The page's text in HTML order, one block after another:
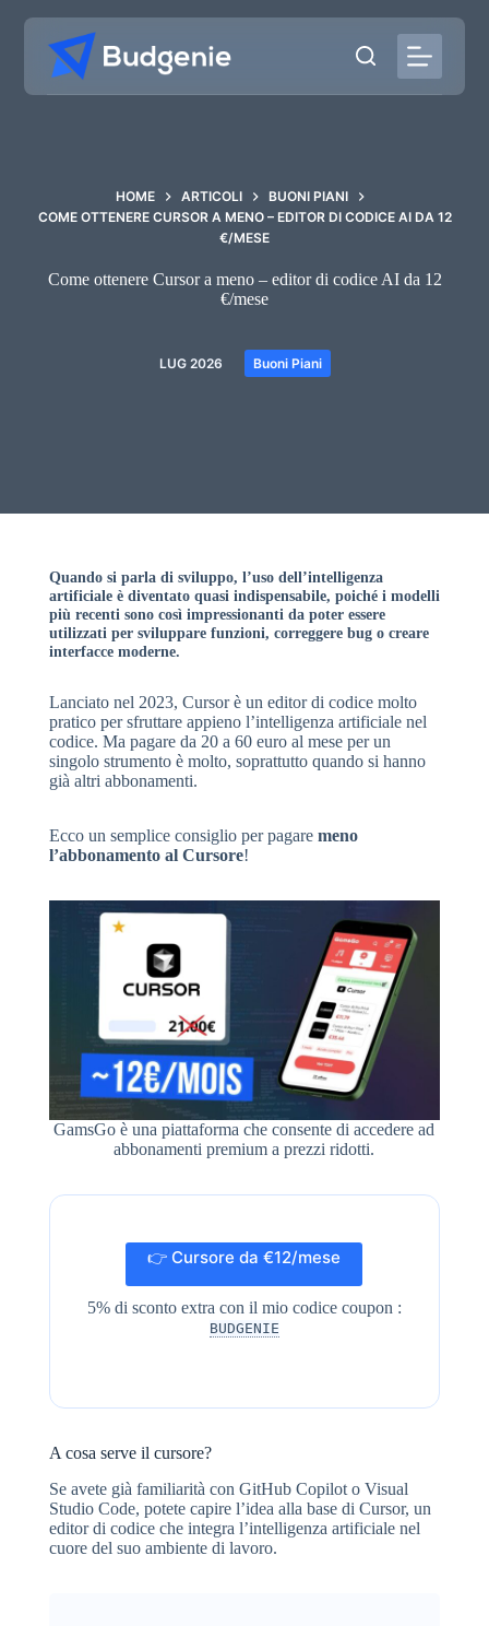
contenuto
HOME ARTICOLI
BUONI PIANI
COME OTTENERE CURSOR A MENO – EDITOR DI CODICE AI DA 12
€/MESE
Come ottenere Cursor a meno – editor di codice AI da 12
€/mese
LUG 2026 Buoni Piani
Quando si parla di sviluppo, l’uso dell’intelligenza
artificiale è diventato quasi indispensabile, poiché i modelli
più recenti sono così impressionanti da poter essere
utilizzati per sviluppare funzioni, correggere bug o creare
interfacce moderne.
Lanciato nel 2023, Cursor è un editor di codice molto
pratico per sfruttare appieno l’intelligenza artificiale nel
codice. Ma pagare da 20 a 60 euro al mese per un
singolo strumento è molto, soprattutto quando si hanno
già altri abbonamenti.
Ecco un semplice consiglio per pagare meno
l’abbonamento al Cursore!
GamsGo è una piattaforma che consente di accedere ad
abbonamenti premium a prezzi ridotti.
👉 Cursore da €12/mese
5% di sconto extra con il mio codice coupon :
BUDGENIE
A cosa serve il cursore?
Se avete già familiarità con GitHub Copilot o Visual
Studio Code, potete capire l’idea alla base di Cursor, un
editor di codice che integra l’intelligenza artificiale nel
cuore del suo ambiente di lavoro.